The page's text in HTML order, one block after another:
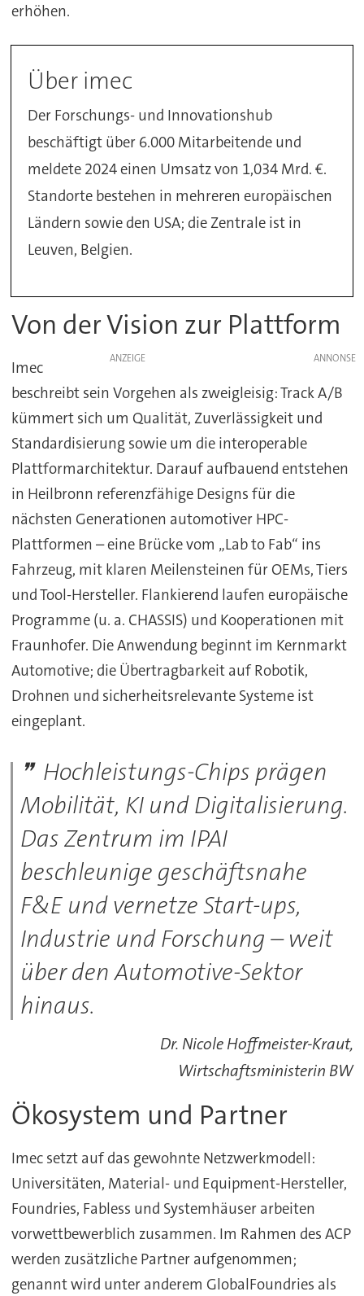
erhöhen.
Über imec
Der Forschungs- und Innovationshub
beschäftigt über 6.000 Mitarbeitende und
meldete 2024 einen Umsatz von 1,034 Mrd. €.
Standorte bestehen in mehreren europäischen
Ländern sowie den USA; die Zentrale ist in
Leuven, Belgien.
Von der Vision zur Plattform
ANZEIGE
Imec
beschreibt sein Vorgehen als zweigleisig: Track A/B
kümmert sich um Qualität, Zuverlässigkeit und
Standardisierung sowie um die interoperable
Plattformarchitektur. Darauf aufbauend entstehen
in Heilbronn referenzfähige Designs für die
nächsten Generationen automotiver HPC-
Plattformen – eine Brücke vom „Lab to Fab“ ins
Fahrzeug, mit klaren Meilensteinen für OEMs, Tiers
und Tool-Hersteller. Flankierend laufen europäische
Programme (u. a. CHASSIS) und Kooperationen mit
Fraunhofer. Die Anwendung beginnt im Kernmarkt
Automotive; die Übertragbarkeit auf Robotik,
Drohnen und sicherheitsrelevante Systeme ist
eingeplant.
Hochleistungs-Chips prägen
Mobilität, KI und Digitalisierung.
Das Zentrum im IPAI
beschleunige geschäftsnahe
F&E und vernetze Start-ups,
Industrie und Forschung – weit
über den Automotive-Sektor
hinaus.
Dr. Nicole Hoffmeister-Kraut,
Wirtschaftsministerin BW
Ökosystem und Partner
Imec setzt auf das gewohnte Netzwerkmodell:
Universitäten, Material- und Equipment-Hersteller,
Foundries, Fabless und Systemhäuser arbeiten
vorwettbewerblich zusammen. Im Rahmen des ACP
werden zusätzliche Partner aufgenommen;
genannt wird unter anderem GlobalFoundries als